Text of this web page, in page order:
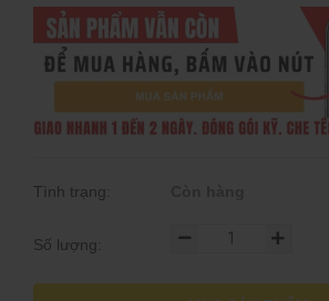
Tình trạng:
Số lượng: